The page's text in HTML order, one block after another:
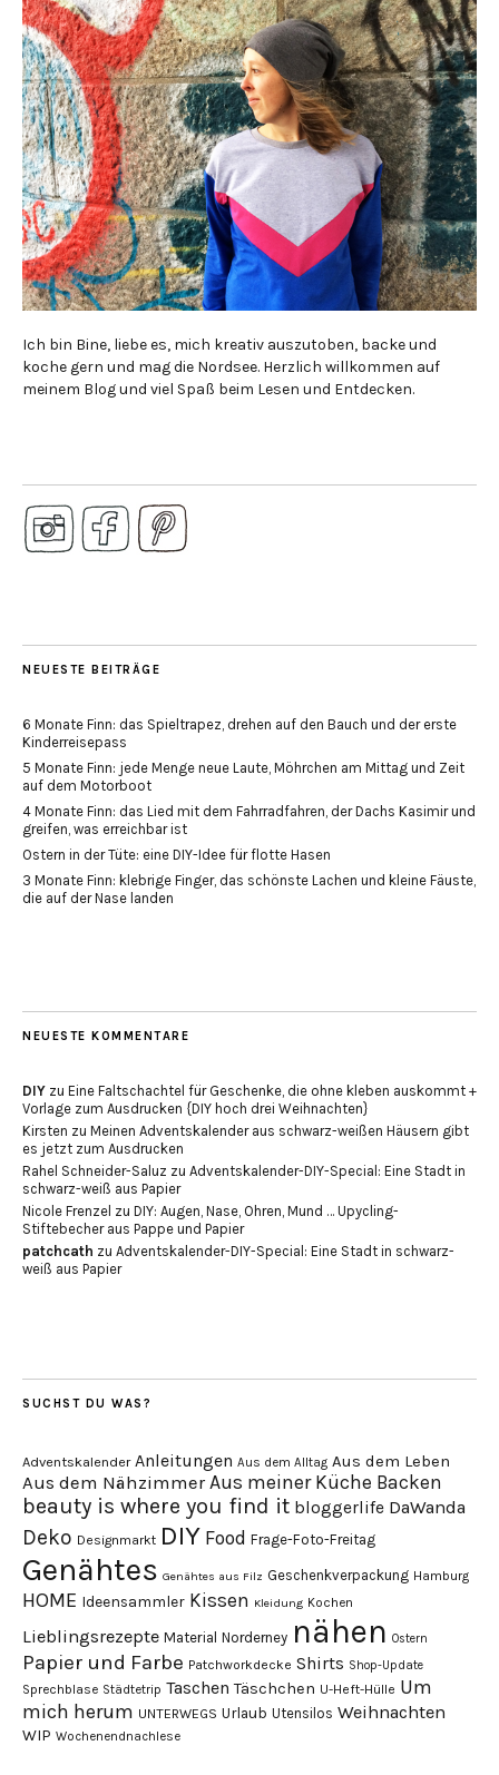
Ich bin Bine, liebe es, mich kreativ auszutoben, backe und
koche gern und mag die Nordsee. Herzlich willkommen auf
meinem Blog und viel Spaß beim Lesen und Entdecken.
NEUESTE BEITRÄGE
6 Monate Finn: das Spieltrapez, drehen auf den Bauch und der erste
Kinderreisepass
5 Monate Finn: jede Menge neue Laute, Möhrchen am Mittag und Zeit
auf dem Motorboot
4 Monate Finn: das Lied mit dem Fahrradfahren, der Dachs Kasimir und
greifen, was erreichbar ist
Ostern in der Tüte: eine DIY-Idee für flotte Hasen
3 Monate Finn: klebrige Finger, das schönste Lachen und kleine Fäuste,
die auf der Nase landen
NEUESTE KOMMENTARE
DIY zu Eine Faltschachtel für Geschenke, die ohne kleben auskommt +
Vorlage zum Ausdrucken {DIY hoch drei Weihnachten}
Kirsten zu Meinen Adventskalender aus schwarz-weißen Häusern gibt
es jetzt zum Ausdrucken
Rahel Schneider-Saluz zu Adventskalender-DIY-Special: Eine Stadt in
schwarz-weiß aus Papier
Nicole Frenzel zu DIY: Augen, Nase, Ohren, Mund … Upycling-
Stiftebecher aus Pappe und Papier
patchcath zu Adventskalender-DIY-Special: Eine Stadt in schwarz-
weiß aus Papier
SUCHST DU WAS?
Adventskalender Anleitungen Aus dem Alltag Aus dem Leben
Aus dem Nähzimmer Aus meiner Küche Backen
beauty is where you find it bloggerlife DaWanda
Deko Designmarkt DIY Food Frage-Foto-Freitag
Genähtes Genähtes aus Filz Geschenkverpackung Hamburg
HOME Ideensammler Kissen Kleidung Kochen
Lieblingsrezepte Material Norderney nähen Ostern
Papier und Farbe Patchworkdecke Shirts Shop-Update
Sprechblase Städtetrip Taschen Täschchen U-Heft-Hülle Um
mich herum UNTERWEGS Urlaub Utensilos Weihnachten
WIP Wochenendnachlese